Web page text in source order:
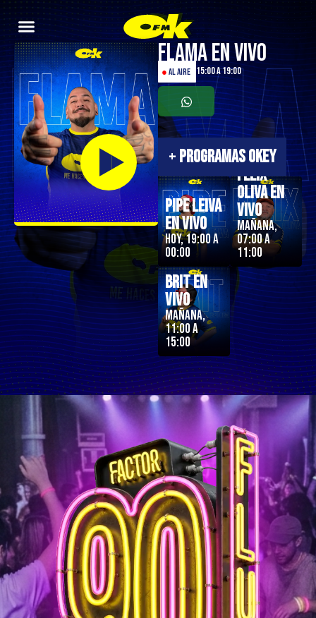
Flama en Vivo
●AL AIRE 15:00 a 19:00
+PROGRAMAS OKEY
Pipe Leiva
En Vivo
Hoy, 19:00 a
00:00
Felix
Oliva en
Vivo
Mañana,
07:00 a
11:00
Brit en
Vivo
Mañana,
11:00 a
15:00